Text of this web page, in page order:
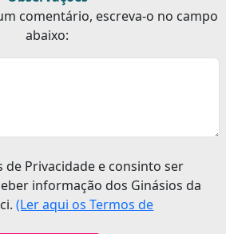
comentário, escreva-o no campo
abaixo:
de Privacidade e consinto ser
informação dos Ginásios da
(Ler aqui os Termos de